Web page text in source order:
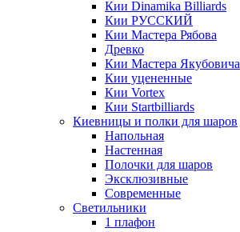
Кии Dinamika Billiards
Кии РУССКИЙ
Кии Мастера Рябова
Древко
Кии Мастера Якубовича
Кии уцененные
Кии Vortex
Кии Startbilliards
Киевницы и полки для шаров
Напольная
Настенная
Полочки для шаров
Эксклюзивные
Современные
Светильники
1 плафон